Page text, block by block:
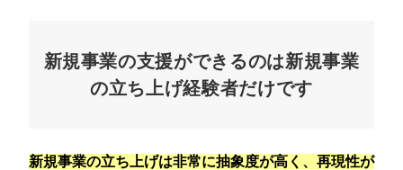
新規事業の支援ができるのは新規事業
の立ち上げ経験者だけです
新規事業の立ち上げは非常に抽象度が高く、再現性が